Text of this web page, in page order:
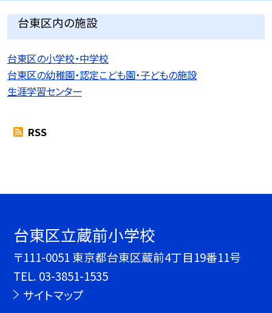
台東区内の施設
台東区の小学校・中学校
台東区の幼稚園・認定こども園・子どもの施設
生涯学習センター
RSS
台東区立蔵前小学校
〒111-0051 東京都台東区蔵前4丁目19番11号
TEL. 03-3851-1535
サイトマップ